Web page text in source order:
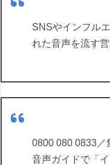
SNSやインフル
れた音声を流す
0800 080 0833／
音声ガイドで「